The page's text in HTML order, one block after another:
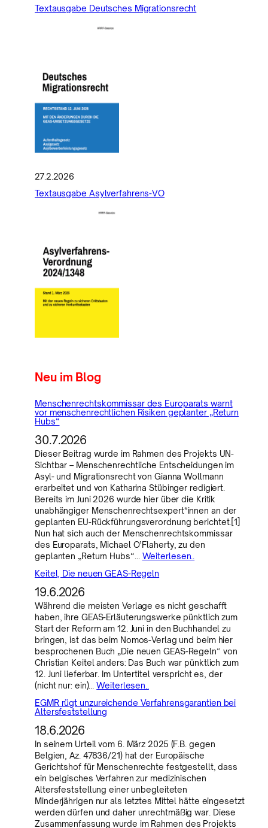
Textausgabe Deutsches Migrationsrecht
27.2.2026
Textausgabe Asylverfahrens-VO
Neu im Blog
Menschenrechtskommissar des Europarats warnt
vor menschenrechtlichen Risiken geplanter „Return
Hubs“
30.7.2026
Dieser Beitrag wurde im Rahmen des Projekts UN-
Sichtbar – Menschenrechtliche Entscheidungen im
Asyl- und Migrationsrecht von Gianna Wollmann
erarbeitet und von Katharina Stübinger redigiert.
Bereits im Juni 2026 wurde hier über die Kritik
unabhängiger Menschenrechtsexpert*innen an der
geplanten EU-Rückführungsverordnung berichtet.[1]
Nun hat sich auch der Menschenrechtskommissar
des Europarats, Michael O’Flaherty, zu den
geplanten „Return Hubs“… Weiterlesen..
Keitel, Die neuen GEAS-Regeln
19.6.2026
Während die meisten Verlage es nicht geschafft
haben, ihre GEAS-Erläuterungswerke pünktlich zum
Start der Reform am 12. Juni in den Buchhandel zu
bringen, ist das beim Nomos-Verlag und beim hier
besprochenen Buch „Die neuen GEAS-Regeln“ von
Christian Keitel anders: Das Buch war pünktlich zum
12. Juni lieferbar. Im Untertitel verspricht es, der
(nicht nur: ein)…Weiterlesen..
EGMR rügt unzureichende Verfahrensgarantien bei
Altersfeststellung
18.6.2026
In seinem Urteil vom 6. März 2025 (F.B. gegen
Belgien, Az. 47836/21) hat der Europäische
Gerichtshof für Menschenrechte festgestellt, dass
ein belgisches Verfahren zur medizinischen
Altersfeststellung einer unbegleiteten
Minderjährigen nur als letztes Mittel hätte eingesetzt
werden dürfen und daher unrechtmäßig war. Diese
Zusammenfassung wurde im Rahmen des Projekts